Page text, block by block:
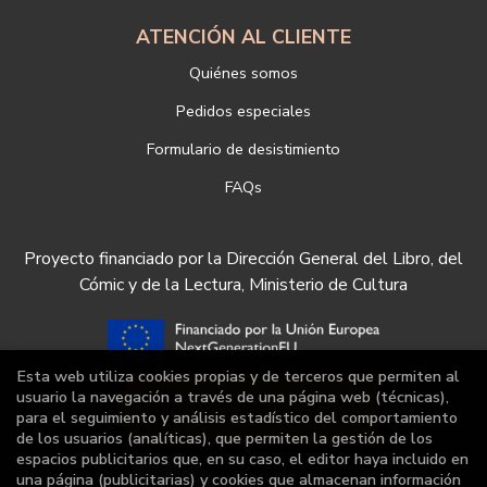
ATENCIÓN AL CLIENTE
Quiénes somos
Pedidos especiales
Formulario de desistimiento
FAQs
Proyecto financiado por la Dirección General del Libro, del
Cómic y de la Lectura, Ministerio de Cultura
Esta web utiliza cookies propias y de terceros que permiten al
usuario la navegación a través de una página web (técnicas),
para el seguimiento y análisis estadístico del comportamiento
de los usuarios (analíticas), que permiten la gestión de los
espacios publicitarios que, en su caso, el editor haya incluido en
una página (publicitarias) y cookies que almacenan información